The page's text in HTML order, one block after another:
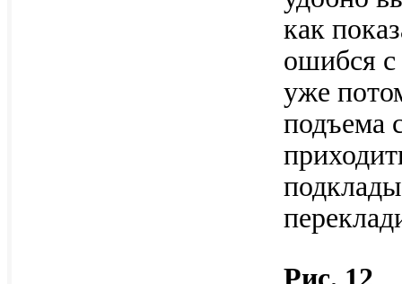
как
ошибся с
уже
подъема